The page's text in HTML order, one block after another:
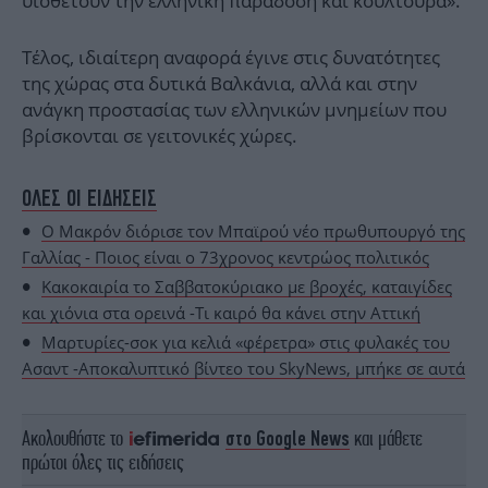
Τέλος, ιδιαίτερη αναφορά έγινε στις δυνατότητες
της χώρας στα δυτικά Βαλκάνια, αλλά και στην
ανάγκη προστασίας των ελληνικών μνημείων που
βρίσκονται σε γειτονικές χώρες.
ΟΛΕΣ ΟΙ ΕΙΔΗΣΕΙΣ
O Μακρόν διόρισε τον Μπαϊρού νέο πρωθυπουργό της
Γαλλίας - Ποιος είναι ο 73χρονος κεντρώος πολιτικός
Κακοκαιρία το Σαββατοκύριακο με βροχές, καταιγίδες
και χιόνια στα ορεινά -Τι καιρό θα κάνει στην Αττική
Mαρτυρίες-σοκ για κελιά «φέρετρα» στις φυλακές του
Ασαντ -Αποκαλυπτικό βίντεο του SkyNews, μπήκε σε αυτά
Ακολουθήστε το στο Google News και μάθετε
πρώτοι όλες τις ειδήσεις